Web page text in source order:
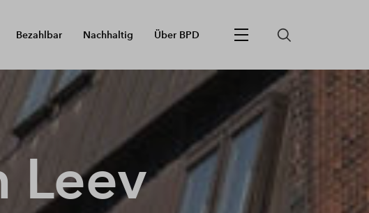
Bezahlbar Nachhaltig Über BPD
Leev